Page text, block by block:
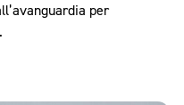
per